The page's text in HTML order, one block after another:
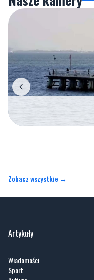
Artykuły
Sport
Kronika policyjna